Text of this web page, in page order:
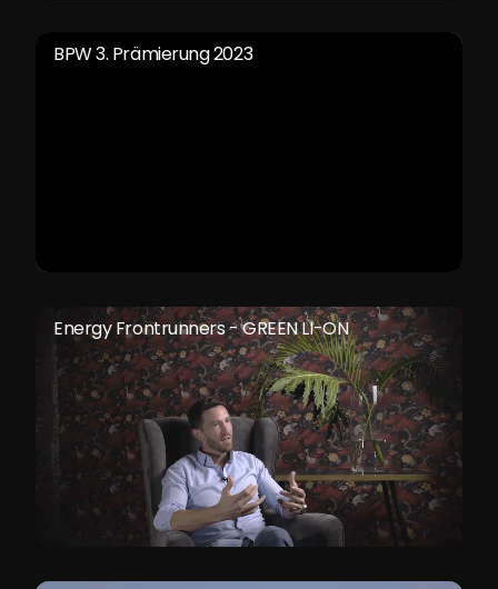
BPW 3. Prämierung 2023
Energy Frontrunners - GREEN LI-ON